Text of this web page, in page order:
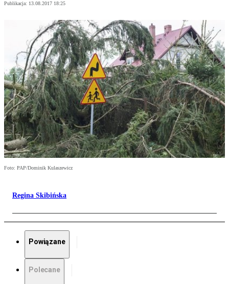
Publikacja: 13.08.2017 18:25
Foto: PAP/Dominik Kulaszewicz
Regina Skibińska
Powiązane
Polecane